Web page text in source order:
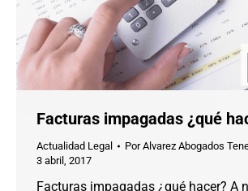
Facturas impagadas ¿qué
Actualidad Legal PorAlvarez Abogados
3 abril, 2017
Facturas impagadas ¿qué hacer? A